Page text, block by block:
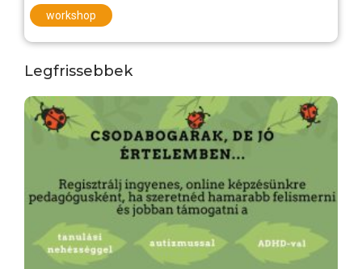
workshop
Legfrissebbek